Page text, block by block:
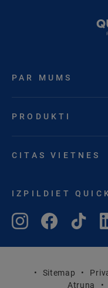
PAR MUMS
PRODUKTI
CITAS VIETNES
IZPILDIET
Sitemap
Atruna